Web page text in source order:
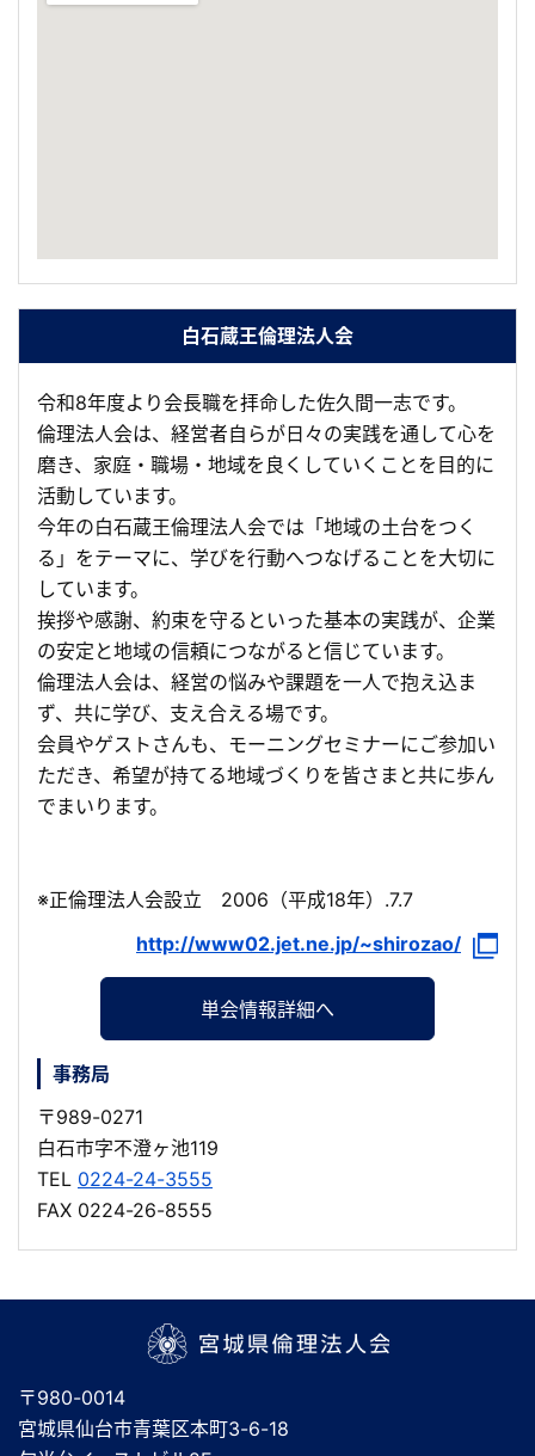
白石蔵王倫理法人会
令和8年度より会長職を拝命した佐久間一志です。
倫理法人会は、経営者自らが日々の実践を通して心を
磨き、家庭・職場・地域を良くしていくことを目的に
活動しています。
今年の白石蔵王倫理法人会では「地域の土台をつく
る」をテーマに、学びを行動へつなげることを大切に
しています。
挨拶や感謝、約束を守るといった基本の実践が、企業
の安定と地域の信頼につながると信じています。
倫理法人会は、経営の悩みや課題を一人で抱え込ま
ず、共に学び、支え合える場です。
会員やゲストさんも、モーニングセミナーにご参加い
ただき、希望が持てる地域づくりを皆さまと共に歩ん
でまいります。
※正倫理法人会設立 2006（平成18年）.7.7
http://www02.jet.ne.jp/~shirozao/
単会情報詳細へ
事務局
〒989-0271
白石市字不澄ヶ池119
TEL 0224-24-3555
FAX 0224-26-8555
〒980-0014
宮城県仙台市青葉区本町3-6-18